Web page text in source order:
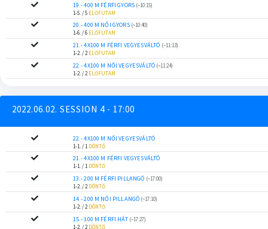
19.- 400 M FÉRFI GYORS (~10:15)
1-5. / 5 ELŐFUTAM
20.- 400 M NŐI GYORS (~10:40)
1-6. / 6 ELŐFUTAM
21.- 4X100 M FÉRFI VEGYESVÁLTÓ (~11:13)
1-2. / 2 ELŐFUTAM
22.- 4X100 M NŐI VEGYESVÁLTÓ (~11:24)
1-2. / 2 ELŐFUTAM
2022.06.02. SESSION 4 - 17:00
22.- 4X100 M NŐI VEGYESVÁLTÓ
1-1. / 1 DÖNTŐ
21.- 4X100 M FÉRFI VEGYESVÁLTÓ
1-1. / 1 DÖNTŐ
13.- 200 M FÉRFI PILLANGÓ (~17:00)
1-2. / 2DÖNTŐ
14.- 200 M NŐI PILLANGÓ (~17:10)
1-2. / 2 DÖNTŐ
15.- 100 M FÉRFI HÁT (~17:27)
1-2. / 2 DÖNTŐ